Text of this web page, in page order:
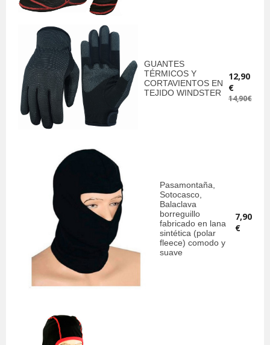
GUANTES
TÉRMICOS Y
CORTAVIENTOS EN
TEJIDO WINDSTER
12,90
€
14,90€
Pasamontaña,
Sotocasco,
Balaclava
borreguillo
fabricado en lana
sintética (polar
fleece) comodo y
suave
7,90
€